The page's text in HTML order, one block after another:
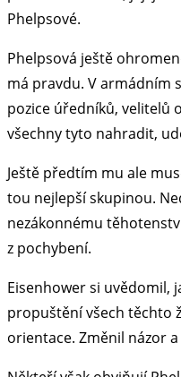
Phelpsové.
Phelpsová ještě
má pravdu. V armádním
pozice úředníků, velitelů
všechny tyto nahradit,
Ještě předtím mu ale
tou nejlepší skupinou.
nezákonnému
z pochybení.
Eisenhower si uvědomil,
propuštění všech těchto
orientace. Změnil názor